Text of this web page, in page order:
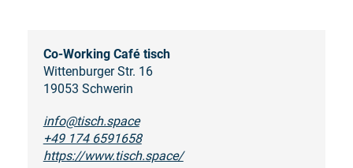
Co-Working Café tisch
Wittenburger Str. 16
19053 Schwerin
info@tisch.space
+49 174 6591658
https://www.tisch.space/